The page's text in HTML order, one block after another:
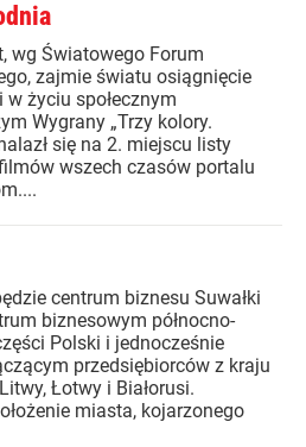
wg Światowego Forum
zajmie światu osiągnięcie
w życiu społecznym
Wygrany „Trzy kolory.
się na 2. miejscu listy
wszech czasów portalu
centrum biznesu Suwałki
biznesowym północno-
Polski i jednocześnie
przedsiębiorców z kraju
Łotwy i Białorusi.
miasta, kojarzonego